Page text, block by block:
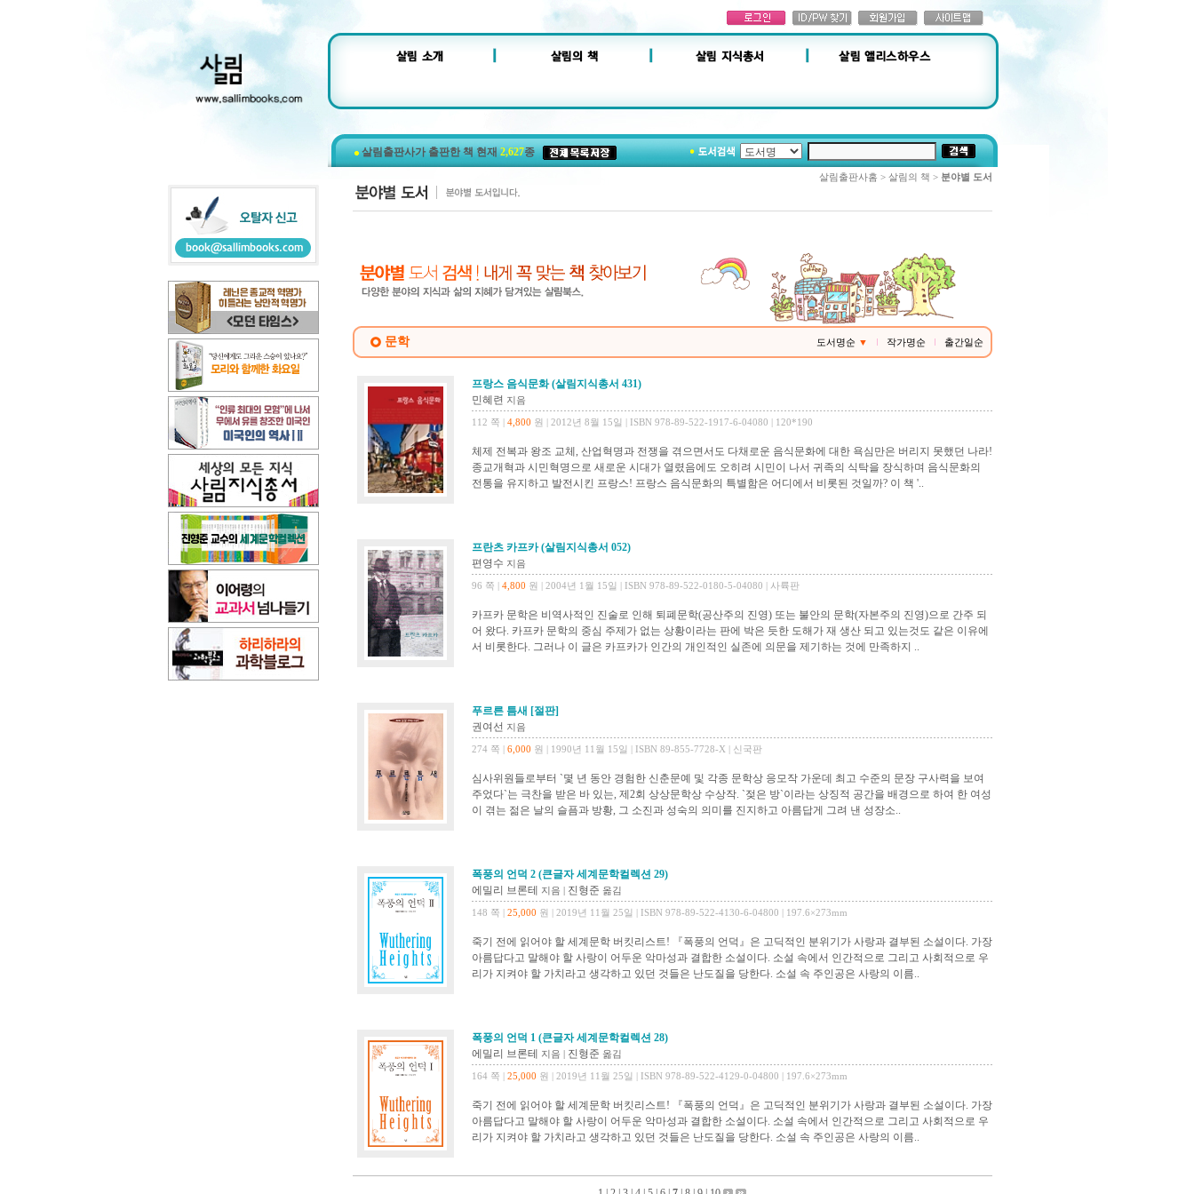
살림출판사가 출판한 책 현재2,627종
살림출판사홈 > 살림의 책 > 분야별 도서
문학 도서명순 ▼ 작가명순 출간일순
프랑스 음식문화 (살림지식총서 431)
민혜련 지음
112 쪽 | 4,800 원 | 2012년 8월 15일 | ISBN 978-89-522-1917-6-04080 | 120*190
체제 전복과 왕조 교체, 산업혁명과 전쟁을 겪으면서도 다채로운 음식문화에 대한 욕심만은 버리지 못했던 나라!
종교개혁과 시민혁명으로 새로운 시대가 열렸음에도 오히려 시민이 나서 귀족의 식탁을 장식하며 음식문화의
전통을 유지하고 발전시킨 프랑스! 프랑스 음식문화의 특별함은 어디에서 비롯된 것일까? 이 책 '..
프란츠 카프카 (살림지식총서 052)
편영수 지음
96 쪽 | 4,800 원 | 2004년 1월 15일 | ISBN 978-89-522-0180-5-04080 | 사륙판
카프카 문학은 비역사적인 진술로 인해 퇴폐문학(공산주의 진영) 또는 불안의 문학(자본주의 진영)으로 간주 되
어 왔다. 카프카 문학의 중심 주제가 없는 상황이라는 판에 박은 듯한 도해가 재 생산 되고 있는것도 같은 이유에
서 비롯한다. 그러나 이 글은 카프카가 인간의 개인적인 실존에 의문을 제기하는 것에 만족하지 ..
푸르른 틈새 [절판]
권여선 지음
274 쪽 | 6,000 원 | 1990년 11월 15일 | ISBN 89-855-7728-X | 신국판
심사위원들로부터 `몇 년 동안 경험한 신춘문예 및 각종 문학상 응모작 가운데 최고 수준의 문장 구사력을 보여
주었다`는 극찬을 받은 바 있는, 제2회 상상문학상 수상작. `젖은 방`이라는 상징적 공간을 배경으로 하여 한 여성
이 겪는 젊은 날의 슬픔과 방황, 그 소진과 성숙의 의미를 진지하고 아름답게 그려 낸 성장소..
폭풍의 언덕 2 (큰글자 세계문학컬렉션 29)
에밀리 브론테
지음 | 진형준 옮김
148 쪽 | 25,000 원 | 2019년 11월 25일 | ISBN 978-89-522-4130-6-04800 | 197.6×273mm
죽기 전에 읽어야 할 세계문학 버킷리스트! 『폭풍의 언덕』은 고딕적인 분위기가 사랑과 결부된 소설이다. 가장
아름답다고 말해야 할 사랑이 어두운 악마성과 결합한 소설이다. 소설 속에서 인간적으로 그리고 사회적으로 우
리가 지켜야 할 가치라고 생각하고 있던 것들은 난도질을 당한다. 소설 속 주인공은 사랑의 이름..
폭풍의 언덕 1 (큰글자 세계문학컬렉션 28)
에밀리 브론테
지음 | 진형준 옮김
164 쪽 | 25,000 원 | 2019년 11월 25일 | ISBN 978-89-522-4129-0-04800 | 197.6×273mm
죽기 전에 읽어야 할 세계문학 버킷리스트! 『폭풍의 언덕』은 고딕적인 분위기가 사랑과 결부된 소설이다. 가장
아름답다고 말해야 할 사랑이 어두운 악마성과 결합한 소설이다. 소설 속에서 인간적으로 그리고 사회적으로 우
리가 지켜야 할 가치라고 생각하고 있던 것들은 난도질을 당한다. 소설 속 주인공은 사랑의 이름..